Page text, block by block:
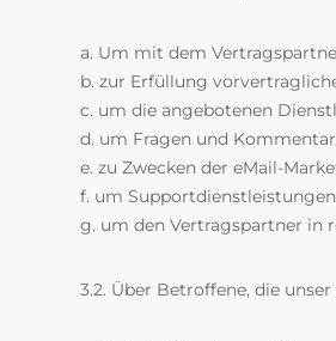
a. Um mit dem
b. zur Erfüllung
c. um die angebotenen
d. um Fragen und
e. zu Zwecken der eMail-
f. um
g. um den Vertragspartner in
3.2. Über Betroffene, die